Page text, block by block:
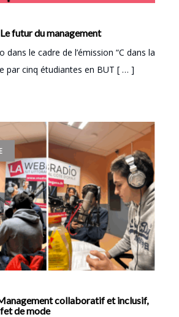
futur du management
dans le cadre de l’émission “C dans la
par cinq étudiantes en BUT [ … ]
collaboratif et inclusif,
de mode